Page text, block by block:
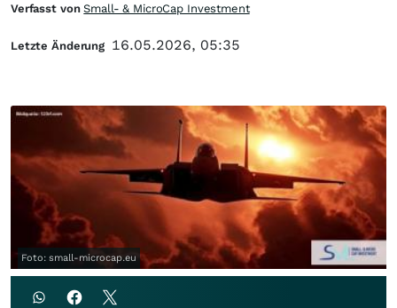
Foto: small-microcap.eu
Verfasst vonSmall- & MicroCap Investment
Letzte Änderung 16.05.2026, 05:35